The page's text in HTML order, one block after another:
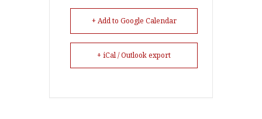
+ Add to Google Calendar
+ iCal / Outlook export